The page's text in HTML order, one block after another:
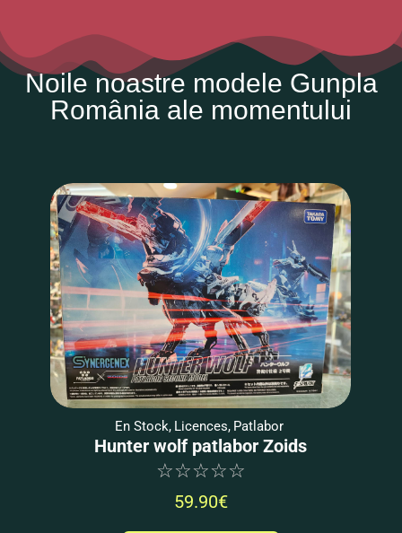
Noile noastre modele Gunpla
România ale momentului
En Stock, Licences, Patlabor
Hunter wolf patlabor Zoids
☆☆☆☆☆
59.90€